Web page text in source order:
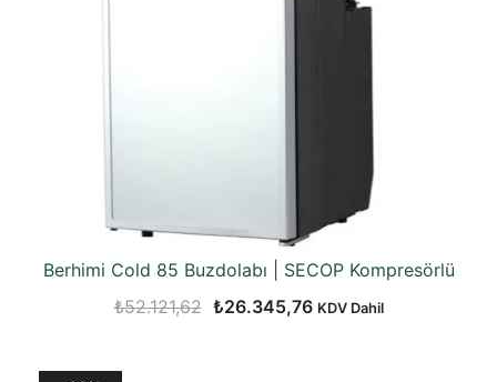
Berhimi Cold 85 Buzdolabı | SECOP Kompresörlü
₺52.121,62 Orijinal
₺26.345,76Şu
KDV Dahil